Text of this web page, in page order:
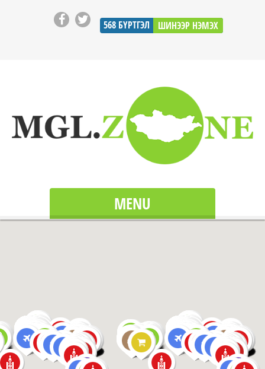
568 БҮРТГЭЛ ШИНЭЭР НЭМЭХ
MENU